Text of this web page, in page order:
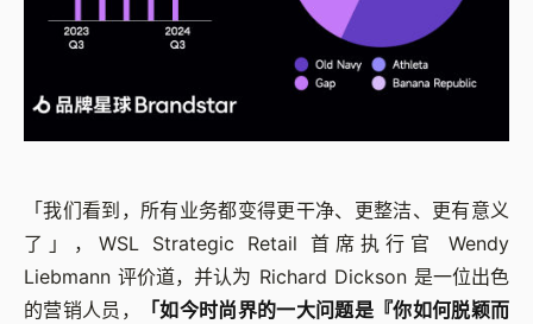
「我们看到，所有业务都变得更干净、更整洁、更有意义
了」，WSL Strategic Retail 首席执行官 Wendy
Liebmann 评价道，并认为 Richard Dickson 是一位出色
的营销人员，
「如今时尚界的一大问题是『你如何脱颖而